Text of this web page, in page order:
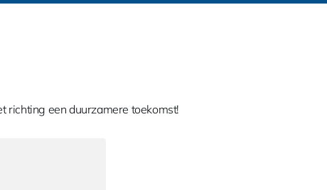
richting een duurzamere toekomst!